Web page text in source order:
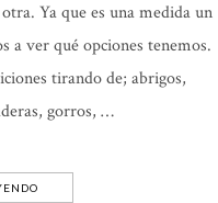
Ya que es una medida un
a ver qué opciones tenemos.
tirando de; abrigos,
gorros, …